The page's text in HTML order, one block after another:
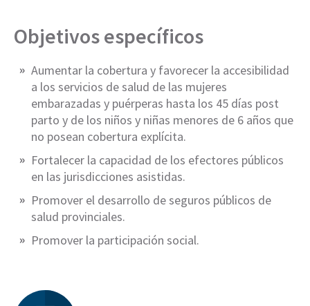
Objetivos específicos
Aumentar la cobertura y favorecer la accesibilidad
a los servicios de salud de las mujeres
embarazadas y puérperas hasta los 45 días post
parto y de los niños y niñas menores de 6 años que
no posean cobertura explícita.
Fortalecer la capacidad de los efectores públicos
en las jurisdicciones asistidas.
Promover el desarrollo de seguros públicos de
salud provinciales.
Promover la participación social.